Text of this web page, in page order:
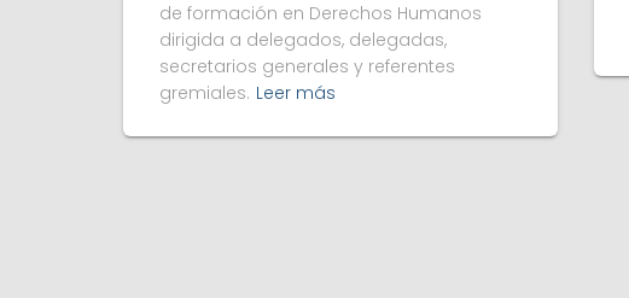
de formación en Derechos Humanos
dirigida a delegados, delegadas,
secretarios generales y referentes
gremiales. Leer más